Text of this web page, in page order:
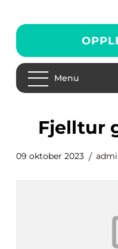
Menu
fjelltur
09 oktober 2023